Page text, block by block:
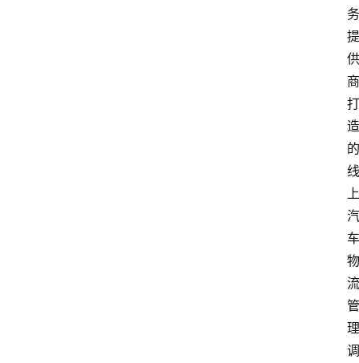
务
提
供
商
打
造
的
线
上
汽
车
物
流
管
理
调